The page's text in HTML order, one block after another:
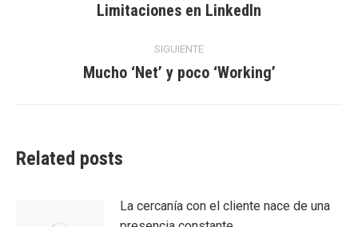
Entrada
Limitaciones en LinkedIn
SIGUIENTE
Entrada
Mucho ‘Net’ y poco ‘Working’
Related posts
La cercanía con el cliente nace de una